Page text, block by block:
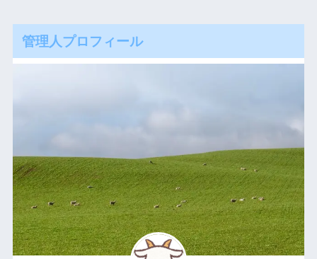
管理人プロフィール